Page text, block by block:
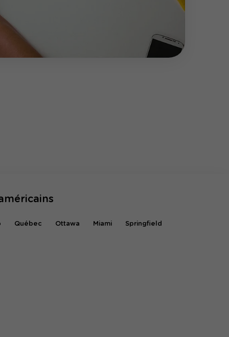
Québec Ottawa Miami Springfield